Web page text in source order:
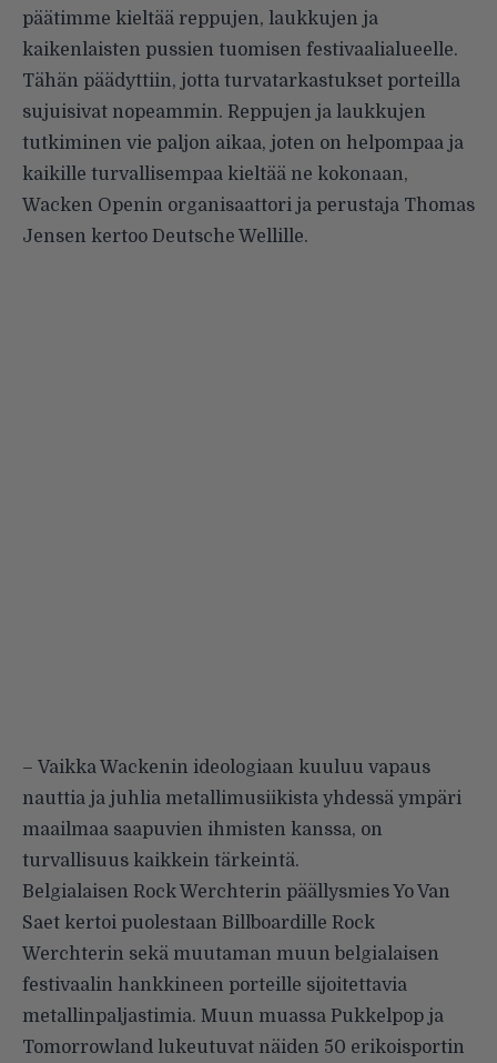
päätimme kieltää reppujen, laukkujen ja
kaikenlaisten pussien tuomisen festivaalialueelle.
Tähän päädyttiin, jotta turvatarkastukset porteilla
sujuisivat nopeammin. Reppujen ja laukkujen
tutkiminen vie paljon aikaa, joten on helpompaa ja
kaikille turvallisempaa kieltää ne kokonaan,
Wacken Openin organisaattori ja perustaja Thomas
Jensen kertoo Deutsche Wellille.
– Vaikka Wackenin ideologiaan kuuluu vapaus
nauttia ja juhlia metallimusiikista yhdessä ympäri
maailmaa saapuvien ihmisten kanssa, on
turvallisuus kaikkein tärkeintä.
Belgialaisen Rock Werchterin päällysmies Yo Van
Saet kertoi puolestaan Billboardille Rock
Werchterin sekä muutaman muun belgialaisen
festivaalin hankkineen porteille sijoitettavia
metallinpaljastimia. Muun muassa Pukkelpop ja
Tomorrowland lukeutuvat näiden 50 erikoisportin